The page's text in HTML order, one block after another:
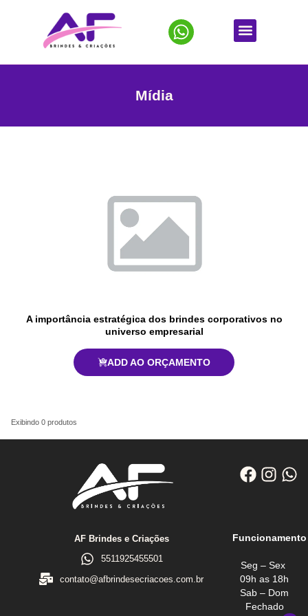
Mídia
Exibindo 0 produtos
A importância estratégica dos brindes corporativos no
universo empresarial
ADD AO ORÇAMENTO
AF Brindes e Criações
5511925455501
contato@afbrindesecriacoes.com.br
Funcionamento
Seg – Sex
09h as 18h
Sab – Dom
Fechado